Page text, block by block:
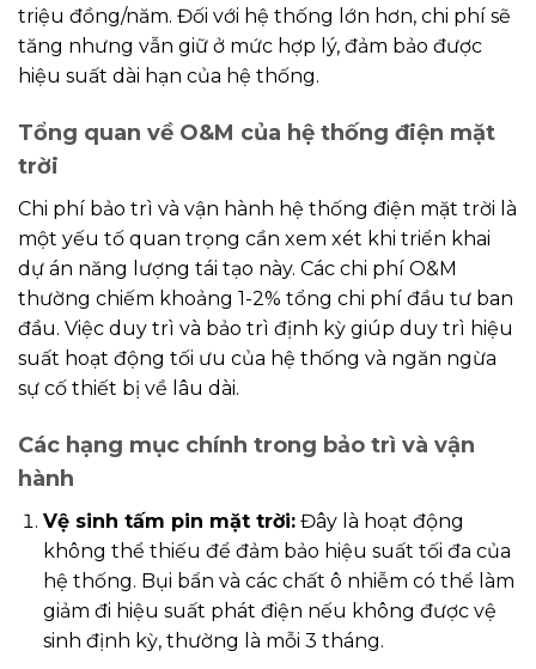
triệu đồng/năm. Đối với hệ thống lớn hơn, chi phí sẽ
tăng nhưng vẫn giữ ở mức hợp lý, đảm bảo được
hiệu suất dài hạn của hệ thống.
Tổng quan về O&M của hệ thống điện mặt
trời
Chi phí bảo trì và vận hành hệ thống điện mặt trời là
một yếu tố quan trọng cần xem xét khi triển khai
dự án năng lượng tái tạo này. Các chi phí O&M
thường chiếm khoảng 1-2% tổng chi phí đầu tư ban
đầu. Việc duy trì và bảo trì định kỳ giúp duy trì hiệu
suất hoạt động tối ưu của hệ thống và ngăn ngừa
sự cố thiết bị về lâu dài.
Các hạng mục chính trong bảo trì và vận
hành
Vệ sinh tấm pin mặt trời:Đây là hoạt động
không thể thiếu để đảm bảo hiệu suất tối đa của
hệ thống. Bụi bẩn và các chất ô nhiễm có thể làm
giảm đi hiệu suất phát điện nếu không được vệ
sinh định kỳ, thường là mỗi 3 tháng.